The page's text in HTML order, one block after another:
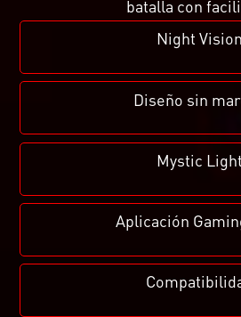
batalla con
Night Vision
Diseño sin
Mystic Light
Aplicación